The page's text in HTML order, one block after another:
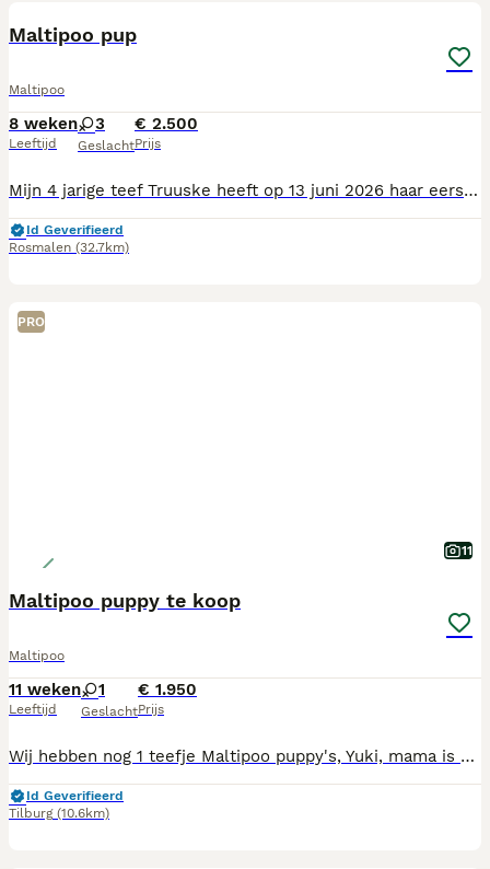
Maltipoo pup
Maltipoo
8 weken
Leeftijd
3
Geslacht
€ 2.500
Prijs
Mijn 4 jarige teef Truuske heeft op 13 juni 2026 haar eerste nestje gekregen waarbij ze 4 schattige teefjes op de wereld heeft gezet waarvan er 2 zijn verkocht. Het ras van de moederhond is Maltipoo Boomer en van de vaderhond Maltipoo. Allebei zijn ze een kruising van dwergpoedel-maltezer. Vanaf 8 augustus zoeken ze een nieuw huisje. Op 27 juli hebben de pups een paspoort, chip en gezondheidscheck gekregen en de eerste vaccinatie voor Hondenziekte en Parvo. Mocht u interesse hebben in één van deze schatjes kunt u mij een appje sturen of bellen naar 0640145774.
Id Geverifieerd
Rosmalen (32.7km)
PRO
11
Maltipoo puppy te koop
Maltipoo
11 weken
Leeftijd
1
Geslacht
€ 1.950
Prijs
Wij hebben nog 1 teefje Maltipoo puppy's, Yuki, mama is Maltipoo, papa toypoedel en volledig getest. Mama, foto 11, en papa, foto 10, wonen beiden bij ons. Onze puppy's zijn gechipt, 2 x vaccinatie gehad, ontwormd volgens schema, nagekeken door onze dierenarts en geregistreerd bij NDG Nederland. Alle puppy's hebben een Europees Nederlands paspoort. Onze pups zijn geboren en opgegroeid in onze woonkamer zodat ze alle geluiden (tv, stofzuiger etc, meekrijgen voor een goede socialisatie. Wij zijn in bezit van UBN nummer. Wij zoeken voor onze pups een baasje voor het leven, die veel tijd aan de pups kunnen besteden, ze maken graag deel uit van het gezin, het liefst met tuin omdat ze graag buiten spelen Als de pups verhuizen naar hun nieuwe baasjes krijgen ze brokjes voor de eerste weken, mandje, speeltjes, nestgeurtje mee.
Id Geverifieerd
Tilburg (10.6km)